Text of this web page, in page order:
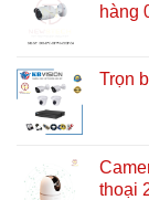
hàng
Trọn
thoại